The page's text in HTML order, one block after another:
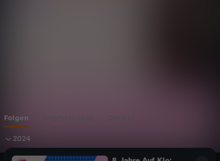
Folgen Empfehlungen Details
2024
2